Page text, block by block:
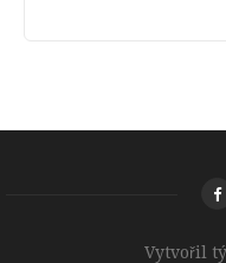
Vytvořil